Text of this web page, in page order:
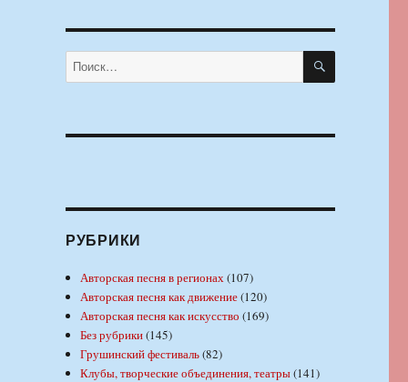
Искать: ПОИСК
РУБРИКИ
Авторская песня в регионах(107)
Авторская песня как движение(120)
Авторская песня как искусство (169)
Без рубрики(145)
Грушинский фестиваль(82)
Клубы, творческие объединения, театры(141)